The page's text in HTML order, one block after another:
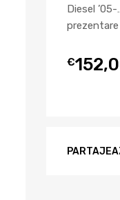
Diesel
prezentare
€